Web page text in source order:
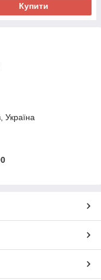
Купити
Україна